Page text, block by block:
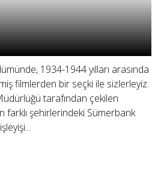
1934-1944 yılları arasında
filmlerden bir seçki ile sizlerleyiz.
tarafından çekilen
farklı şehirlerindeki Sümerbank